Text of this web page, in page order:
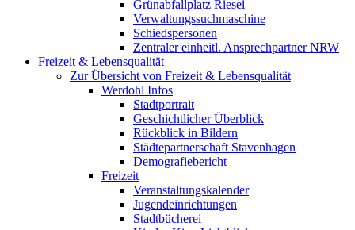
Grünabfallplatz Riesei
Verwaltungssuchmaschine
Schiedspersonen
Zentraler einheitl. Ansprechpartner NRW
Freizeit & Lebensqualität
Zur Übersicht von Freizeit & Lebensqualität
Werdohl Infos
Stadtportrait
Geschichtlicher Überblick
Rückblick in Bildern
Städtepartnerschaft Stavenhagen
Demografiebericht
Freizeit
Veranstaltungskalender
Jugendeinrichtungen
Stadtbücherei